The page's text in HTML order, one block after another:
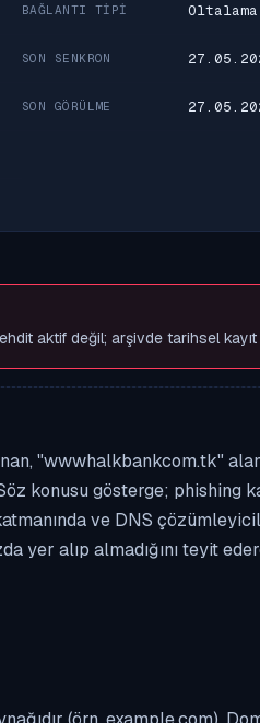
BAĞLANTI TIPI Oltalama
SON SENKRON
SON GÖRÜLME
aktif değil; arşivde tarihsel kayıt
"wwwhalkbankcom.tk"
konusu gösterge;
ve DNS
yer alıp almadığını teyit